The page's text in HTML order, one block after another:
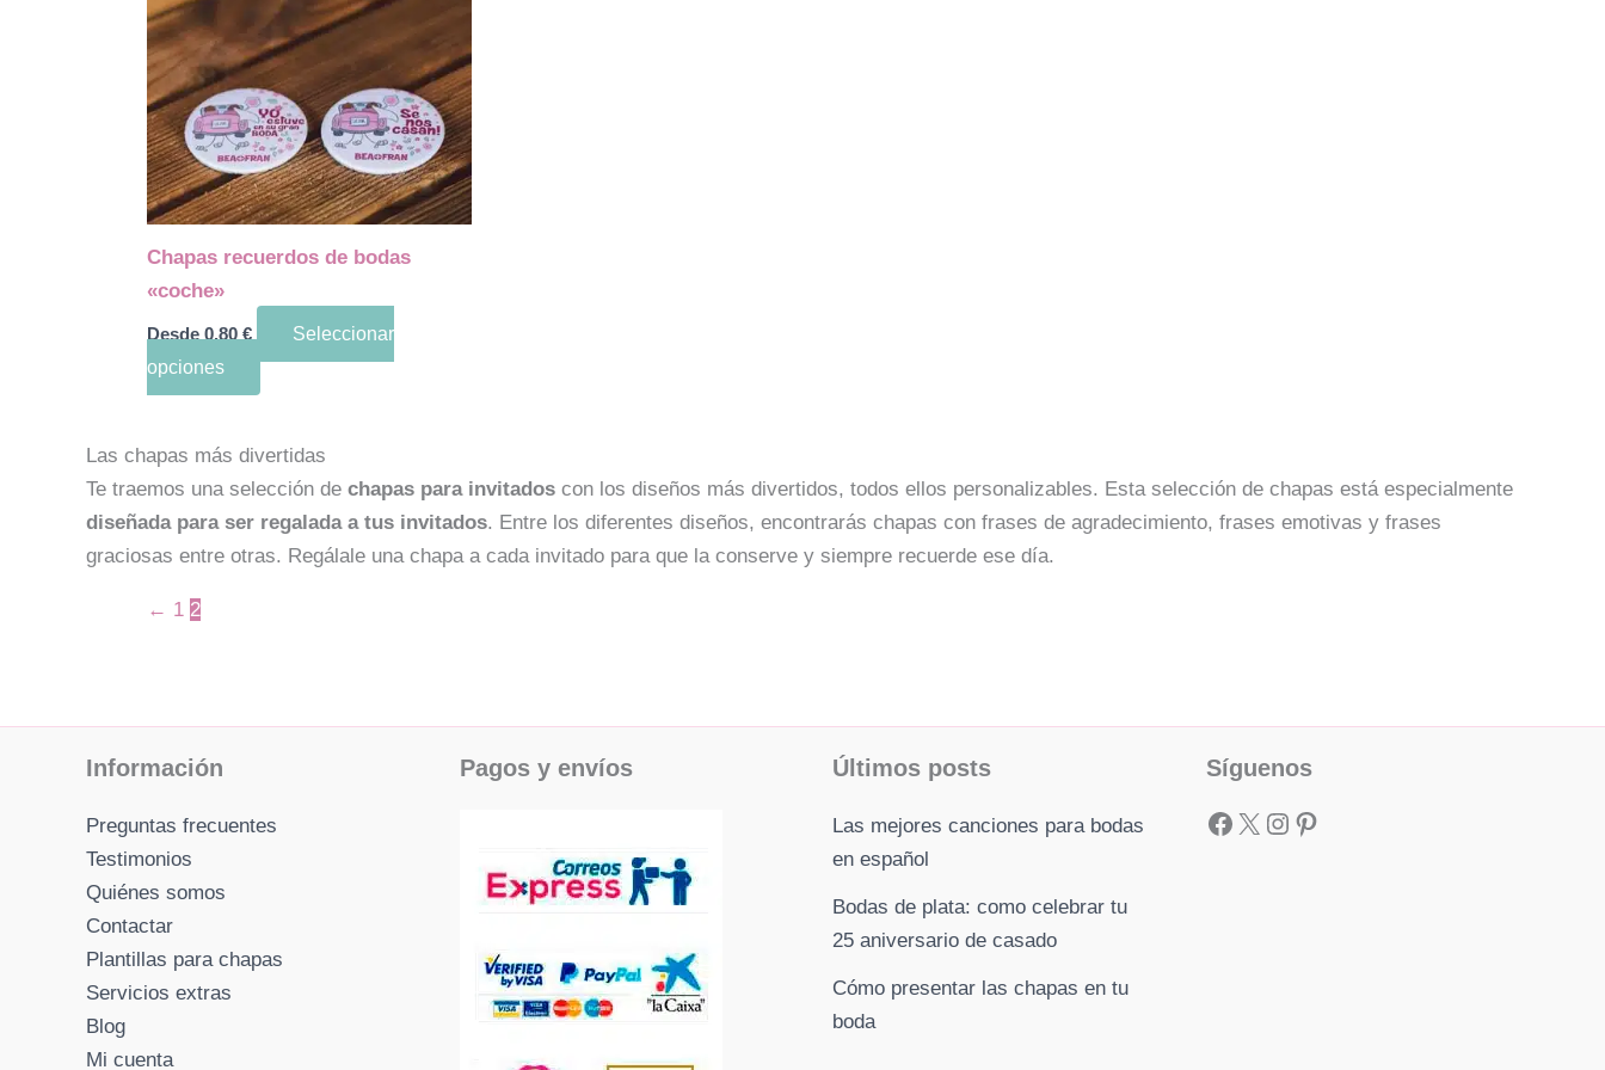
Chapas recuerdos de bodas
«coche»
Desde 0.80 €
Seleccionar
opciones
múltiples
variantes.
Las
opciones
se
pueden
elegir
en
Las chapas más divertidas
Te traemos una selección de chapas para invitados con los diseños más divertidos, todos ellos personalizables. Esta selección de chapas está especialmente
diseñada para ser regalada a tus invitados. Entre los diferentes diseños, encontrarás chapas con frases de agradecimiento, frases emotivas y frases
graciosas entre otras. Regálale una chapa a cada invitado para que la conserve y siempre recuerde ese día.
← 1 2
Información
Preguntas frecuentes
Testimonios
Quiénes somos
Contactar
Plantillas para chapas
Servicios extras
Blog
Mi cuenta
Pagos y envíos Últimos posts
Las mejores canciones para bodas
en español
Bodas de plata: como celebrar tu
25 aniversario de casado
Cómo presentar las chapas en tu
boda
Síguenos